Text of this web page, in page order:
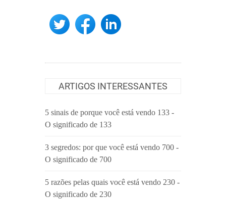
ARTIGOS INTERESSANTES
5 sinais de porque você está vendo 133 -
O significado de 133
3 segredos: por que você está vendo 700 -
O significado de 700
5 razões pelas quais você está vendo 230 -
O significado de 230